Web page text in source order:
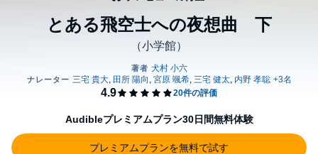
とある飛空士への夜想曲 下
（小学館）
Audibleプレミアムプラン30日間無料体験
プレミアムプランを無料で試す